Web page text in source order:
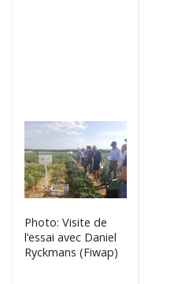
Photo: Visite de
l’essai avec Daniel
Ryckmans (Fiwap)